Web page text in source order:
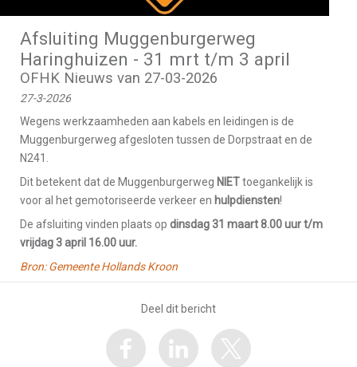
Afsluiting Muggenburgerweg
Haringhuizen - 31 mrt t/m 3 april
OFHK Nieuws van 27-03-2026
27-3-2026
Wegens werkzaamheden aan kabels en leidingen is de
Muggenburgerweg afgesloten tussen de Dorpstraat en de
N241.
Dit betekent dat de Muggenburgerweg NIETtoegankelijk is
voor al het gemotoriseerde verkeer en hulpdiensten!
De afsluiting vinden plaats op dinsdag 31 maart 8.00 uur t/m
vrijdag 3 april 16.00 uur.
Bron: Gemeente Hollands Kroon
Deel dit bericht